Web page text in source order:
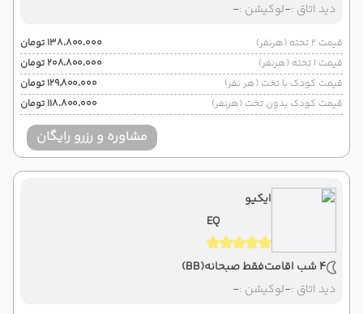
دید اتاق :-لوکیشن :-
قیمت 2 تخته (هرنفر)
۱۳۸٬۸۰۰٬۰۰۰ تومان
قیمت 1 تخته (هرنفر)
۲۰۸٬۸۰۰٬۰۰۰ تومان
قیمت کودک با تخت (هر نفر)
۱۲۹٬۸۰۰٬۰۰۰ تومان
قیمت کودک بدون تخت (هرنفر)
۱۱۸٬۸۰۰٬۰۰۰ تومان
مشاوره و رزرو رایگان
ایکیو
EQ
4 شب اقامت فقط صبحانه(BB)
دید اتاق :-لوکیشن :-